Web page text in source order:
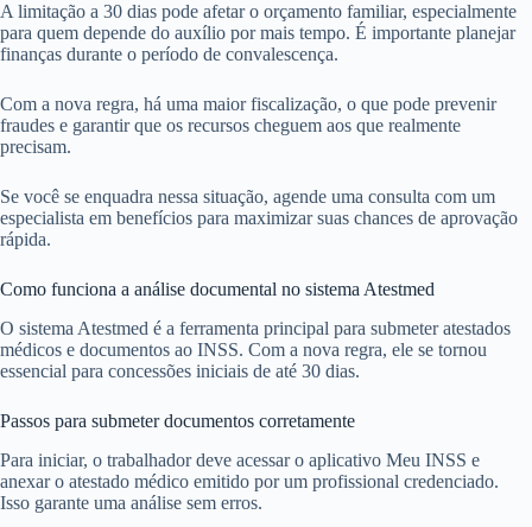
A limitação a 30 dias pode afetar o orçamento familiar, especialmente
para quem depende do auxílio por mais tempo. É importante planejar
finanças durante o período de convalescença.
Com a nova regra, há uma maior fiscalização, o que pode prevenir
fraudes e garantir que os recursos cheguem aos que realmente
precisam.
Se você se enquadra nessa situação, agende uma consulta com um
especialista em benefícios para maximizar suas chances de aprovação
rápida.
Como funciona a análise documental no sistema Atestmed
O sistema Atestmed é a ferramenta principal para submeter atestados
médicos e documentos ao INSS. Com a nova regra, ele se tornou
essencial para concessões iniciais de até 30 dias.
Passos para submeter documentos corretamente
Para iniciar, o trabalhador deve acessar o aplicativo Meu INSS e
anexar o atestado médico emitido por um profissional credenciado.
Isso garante uma análise sem erros.